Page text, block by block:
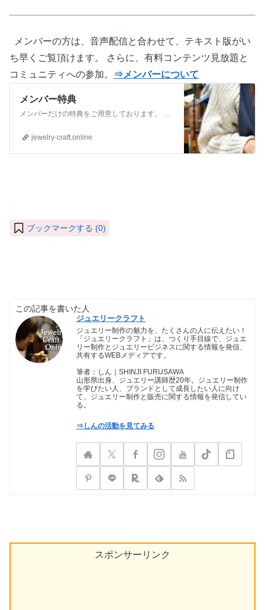
メンバーの方は、音声配信と合わせて、テキスト版がい
ち早くご覧頂けます。 さらに、有料コンテンツ見放題と
コミュニティへの参加。
⇒メンバーについて
メンバー特典
jewelry-craft.online
ブックマークする (0)
この記事を書いた人
ジュエリークラフト
ジュエリー制作の魅力を、たくさんの人に伝えたい！
「ジュエリークラフト」は、つくり手目線で、ジュエ
リー制作とジュエリービジネスに関する情報を発信、
共有するWEBメディアです。
筆者：しん｜SHINJI FURUSAWA
山形県出身、ジュエリー講師歴20年。ジュエリー制作
を学びたい人、ブランドとして成長したい人に向け
て、ジュエリー制作と販売に関する情報を発信してい
る。
⇒しんの活動を見てみる
スポンサーリンク